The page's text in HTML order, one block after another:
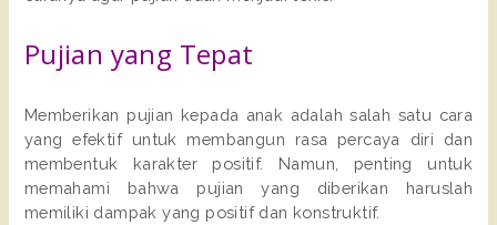
Pujian yang Tepat
Memberikan pujian kepada anak adalah salah satu cara
yang efektif untuk membangun rasa percaya diri dan
membentuk karakter positif. Namun, penting untuk
memahami bahwa pujian yang diberikan haruslah
memiliki dampak yang positif dan konstruktif.